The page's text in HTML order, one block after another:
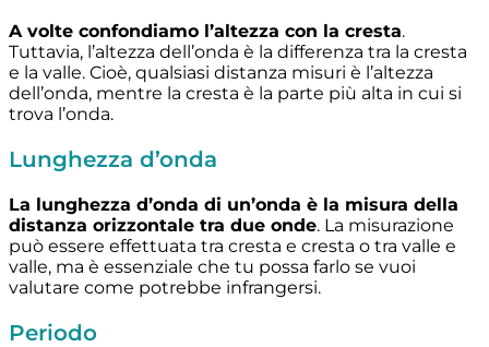
A volte confondiamo l’altezza con la cresta.
Tuttavia, l’altezza dell’onda è la differenza tra la cresta
e la valle. Cioè, qualsiasi distanza misuri è l’altezza
dell’onda, mentre la cresta è la parte più alta in cui si
trova l’onda.
Lunghezza d’onda
La lunghezza d’onda di un’onda è la misura della
distanza orizzontale tra due onde. La misurazione
può essere effettuata tra cresta e cresta o tra valle e
valle, ma è essenziale che tu possa farlo se vuoi
valutare come potrebbe infrangersi.
Periodo